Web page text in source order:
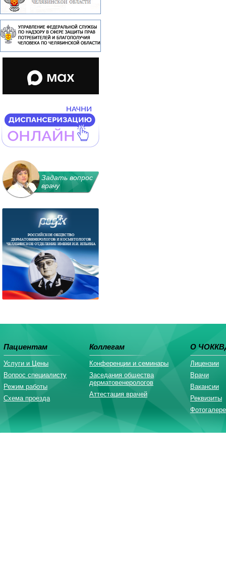
Задать вопрос
врачу
Пациентам
Услуги и Цены
Вопрос специалисту
Режим работы
Схема проезда
Коллегам
Конференции и семинары
Заседания общества
дерматовенерологов
Аттестация врачей
О
Лицензии
Врачи
Вакансии
Реквизиты